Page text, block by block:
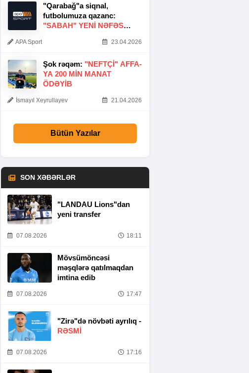
"Qarabağ"a siqnal,
futbolumuza qazanc:
"SABAH" YENI NƏFƏS
APA Sport 23.04.2026
Şok rəqəm: "NEFTÇI" AFFA-
YA 200 MIN MANAT
ÖDƏYIB
İsmayıl Xeyrullayev 21.04.2026
Bütün Yazılar
SON XƏBƏRLƏR
"LANDAU Lions"dan
yeni transfer
07.08.2026 18:11
Mövsümöncəsi
məşqlərə qatılmaqdan
imtina edib
07.08.2026 17:47
"Zirə"də növbəti ayrılıq -
RƏSMİ
07.08.2026 17:16